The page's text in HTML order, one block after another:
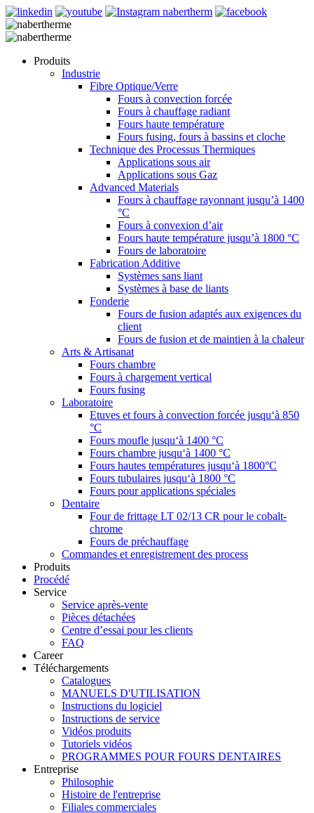
Produits
Industrie
Fibre Optique/Verre
Fours à convection forcée
Fours à chauffage radiant
Fours haute température
Fours fusing, fours à bassins et cloche
Technique des Processus Thermiques
Applications sous air
Applications sous Gaz
Advanced Materials
Fours à chauffage rayonnant jusqu’à 1400
°C
Fours à convexion d’air
Fours haute température jusqu’à 1800 °C
Fours de laboratoire
Fabrication Additive
Systèmes sans liant
Systèmes à base de liants
Fonderie
Fours de fusion adaptés aux exigences du
client
Fours de fusion et de maintien à la chaleur
Arts & Artisanat
Fours chambre
Fours à chargement vertical
Fours fusing
Laboratoire
Etuves et fours à convection forcée jusqu‘à 850
°C
Fours moufle jusqu‘à 1400 °C
Fours chambre jusqu‘à 1400 °C
Fours hautes températures jusqu‘à 1800°C
Fours tubulaires jusqu‘à 1800 °C
Fours pour applications spéciales
Dentaire
Four de frittage LT 02/13 CR pour le cobalt-
chrome
Fours de préchauffage
Commandes et enregistrement des process
Produits
Procédé
Service
Service après-vente
Pièces détachées
Centre d’essai pour les clients
FAQ
Career
Téléchargements
Catalogues
MANUELS D'UTILISATION
Instructions du logiciel
Instructions de service
Vidéos produits
Tutoriels vidéos
PROGRAMMES POUR FOURS DENTAIRES
Entreprise
Philosophie
Histoire de l'entreprise
Filiales commerciales